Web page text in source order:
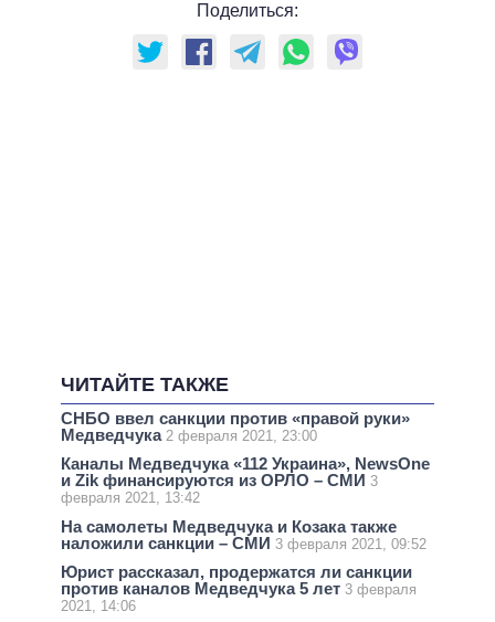
Поделиться:
ЧИТАЙТЕ ТАКЖЕ
СНБО ввел санкции против «правой руки»
Медведчука 2 февраля 2021, 23:00
Каналы Медведчука «112 Украина», NewsOne
и Zik финансируются из ОРЛО – СМИ 3
февраля 2021, 13:42
На самолеты Медведчука и Козака также
наложили санкции – СМИ 3 февраля 2021, 09:52
Юрист рассказал, продержатся ли санкции
против каналов Медведчука 5 лет 3 февраля
2021, 14:06